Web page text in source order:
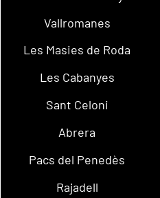
Vallromanes
Les Masies de Roda
Les Cabanyes
Sant Celoni
Abrera
Pacs del Penedès
Rajadell